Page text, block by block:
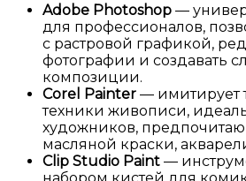
Adobe Photoshop —
для профессионалов,
с растровой графикой,
фотографии и создавать
композиции.
Corel Painter — имитирует
техники живописи,
художников,
масляной краски,
Clip Studio Paint —
набором кистей для